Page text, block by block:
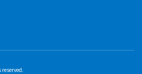
reserved.